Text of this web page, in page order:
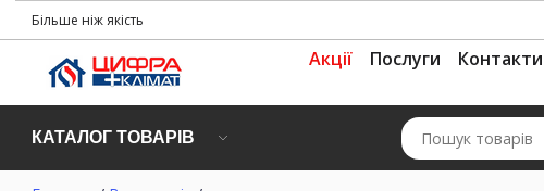
Більше ніж якість
Акції Послуги Контакти
КАТАЛОГ ТОВАРІВ